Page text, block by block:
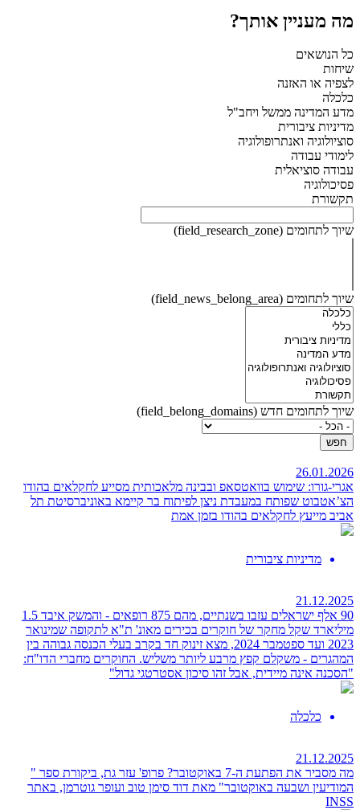
מה מעניין אותך?
כל הנושאים
שיחות
לצפיה או האזנה
כלכלה
מדע המדינה ממשל ויחב"ל
מדיניות ציבורית
סוציולוגיה ואנתרופולוגיה
לימודי עבודה
עבודה סוציאלית
פסיכולוגיה
תקשורת
שיוך לתחומים (field_research_zone)
שיוך לתחומים (field_news_belong_area)
שיוך לתחומים חדש (field_belong_domains)
26.01.2026
אגרי-גורו: שימוש בוואטסאפ ובבינה מלאכותית מסייע לחקלאים בהודו
הצ’אטבוט שפותח במעבדת ניצן לפיתוח בר קיימא באוניברסיטת תל
אביב מייעץ לחקלאים בהודו בזמן אמת
מדיניות ציבורית
21.12.2025
90 אלף ישראלים עזבו בשנתיים, מהם 875 רופאים - והמשק איבד 1.5
מיליארד שקל מחקר של חוקרים בכירים מאונ' ת"א לתקופה שמינואר
2023 ועד ספטמבר 2024, מצא זינוק חד בקרב בעלי הכנסה גבוהה בין
המהגרים - משקלם קפץ מרבע ליותר משליש. החוקרים מחברי הדו"ח:
"הסכנה אינה מיידית, אבל זהו סיכון אסטרטגי גדול"
כלכלה
21.12.2025
מה מסביר את הפתעת ה-7 באוקטובר?
פרופ' עזר גת, ביקורת ספר "
המודיעין ושבעה באוקטובר" מאת דוד סימן טוב ועופר גוטרמן, באתר
INSS